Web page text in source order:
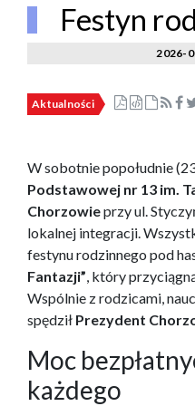
Festyn
2026-
Aktualności
W sobotnie popołudnie
Podstawowej nr 13 im.
Chorzowieprzy ul.
lokalnej integracji.
festynu rodzinnego pod
Fantazji”, który
Wspólnie z rodzicami,
spędził Prezydent
Moc
każdego